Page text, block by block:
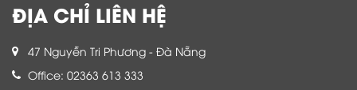
ĐỊA CHỈ LIÊN HỆ
47 Nguyễn Tri Phương - Đà Nẵng
Office: 02363 613 333